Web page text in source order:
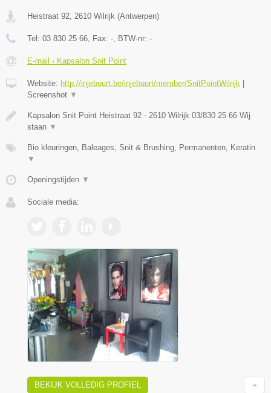
Heistraat 92, 2610 Wilrijk (Antwerpen)
Tel: 03 830 25 66, Fax: -, BTW-nr: -
E-mail › Kapsalon Snit Point
Website: http://injebuurt.be/injebuurt/member/SnitPointWilrijk
Screenshot ▼
Kapsalon Snit Point Heistraat 92 - 2610 Wilrijk 03/830 25 66 Wij
staan ▼
Bio kleuringen, Baleages, Snit & Brushing, Permanenten, Keratin
▼
Openingstijden ▼
Sociale media:
BEKIJK VOLLEDIG PROFIEL